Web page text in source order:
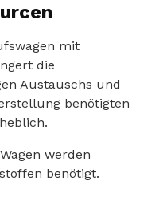
mit
die
Austauschs und
benötigten
werden
benötigt.